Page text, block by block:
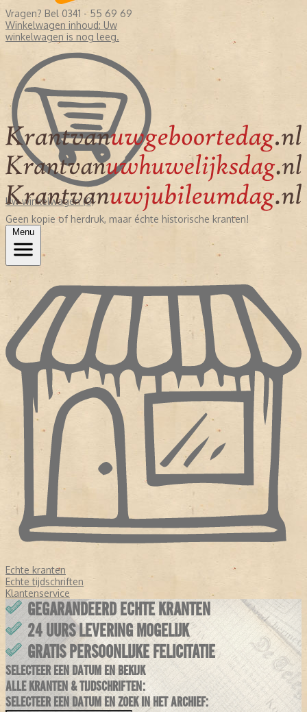
Vragen? Bel 0341 - 55 69 69
Winkelwagen inhoud: Uw
winkelwagen is nog leeg.
Uw winkelwagen (0)
Geen kopie of herdruk, maar échte historische kranten!
Menu
Echte kranten
Echte tijdschriften
Klantenservice
GEGARANDEERD ECHTE KRANTEN
24 UURS LEVERING MOGELIJK
GRATIS PERSOONLIJKE FELICITATIE
SELECTEER EEN DATUM EN BEKIJK
ALLE KRANTEN & TIJDSCHRIFTEN:
SELECTEER EEN DATUM EN ZOEK IN HET ARCHIEF: